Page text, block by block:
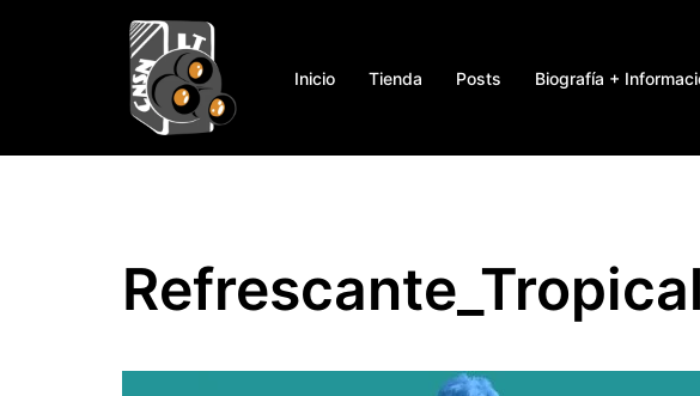
Inicio Tienda Posts Biografía +